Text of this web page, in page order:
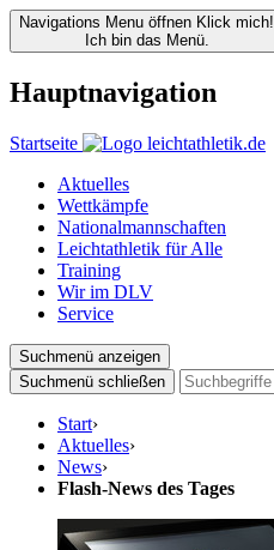
Navigations Menu öffnen Klick mich!
Ich bin das Menü.
Hauptnavigation
Startseite
Aktuelles
Wettkämpfe
Nationalmannschaften
Leichtathletik für Alle
Training
Wir im DLV
Service
Suchmenü anzeigen
Suchmenü schließen
Start›
Aktuelles›
News›
Flash-News des Tages